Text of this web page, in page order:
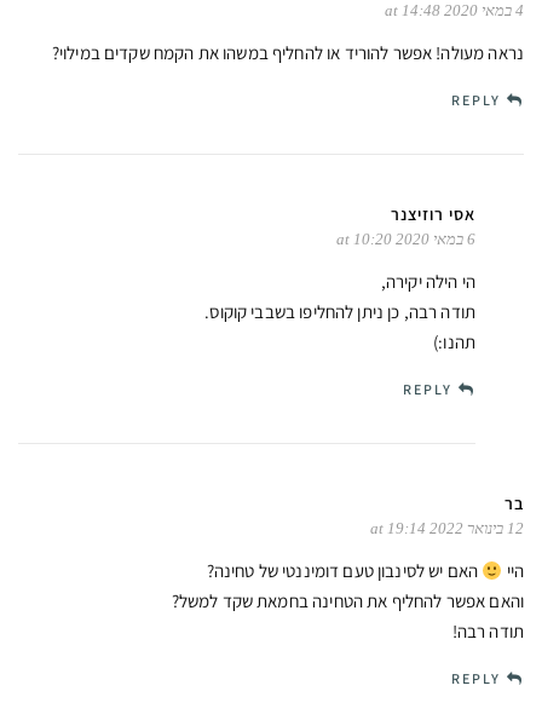
4 במאי 2020 at 14:48
נראה מעולה! אפשר להוריד או להחליף במשהו את הקמח שקדים במילוי?
REPLY
אסי רוזיצנר
6 במאי 2020 at 10:20
הי הילה יקירה,
תודה רבה, כן ניתן להחליפו בשבבי קוקוס.
תהנו:)
REPLY
בר
12 בינואר 2022 at 19:14
היי
האם יש לסינבון טעם דומיננטי של טחינה?
והאם אפשר להחליף את הטחינה בחמאת שקד למשל?
תודה רבה!
REPLY